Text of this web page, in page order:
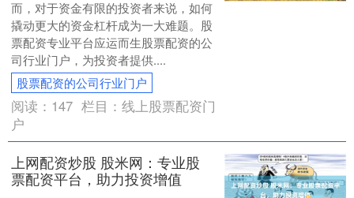
而，对于资金有限的投资者来说，如何
撬动更大的资金杠杆成为一大难题。股
票配资专业平台应运而生股票配资的公
司行业门户，为投资者提供....
股票配资的公司行业门户
阅读： 147 栏目：线上股票配资门
户
上网配资炒股 股米网：专业股
票配资平台，助力投资增值